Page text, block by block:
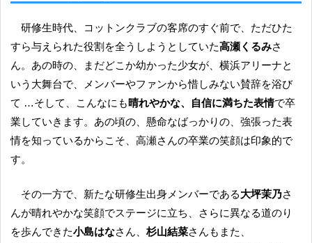
研修生時代、コットンクラブの客席のすぐ前で、ただひた
すら与えられた役割を全うしようとしていた高瀬くるみさ
ん。あの時の、まだどこか幼かった少女が、横浜アリーナと
いう大舞台で、メンバーやファンから惜しみない賛辞を浴び
て …そして、こんなにも晴れやかな、自信に満ちた表情で卒
業していきます。あの頃の、懸命なばっかりの、強張った表
情を知っているからこそ、高瀬さんの卒業の笑顔は印象的で
す。
その一方で、新たな研修生出身メンバーである大坪茉乃さ
んが晴れやかな笑顔でステージに立ち、さらに異なる道のり
を歩んできた小島はなさん、 杉山結菜さんもまた、